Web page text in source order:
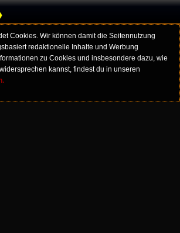
Cookies. Wir können damit die Seitennutzung
redaktionelle Inhalte und Werbung
zu Cookies und insbesondere dazu, wie
kannst, findest du in unseren